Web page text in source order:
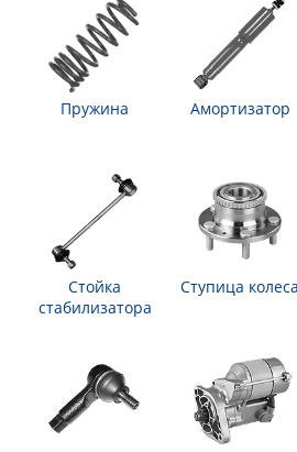
Пружина Амортизатор
Стойка
стабилизатора
Ступица колеса